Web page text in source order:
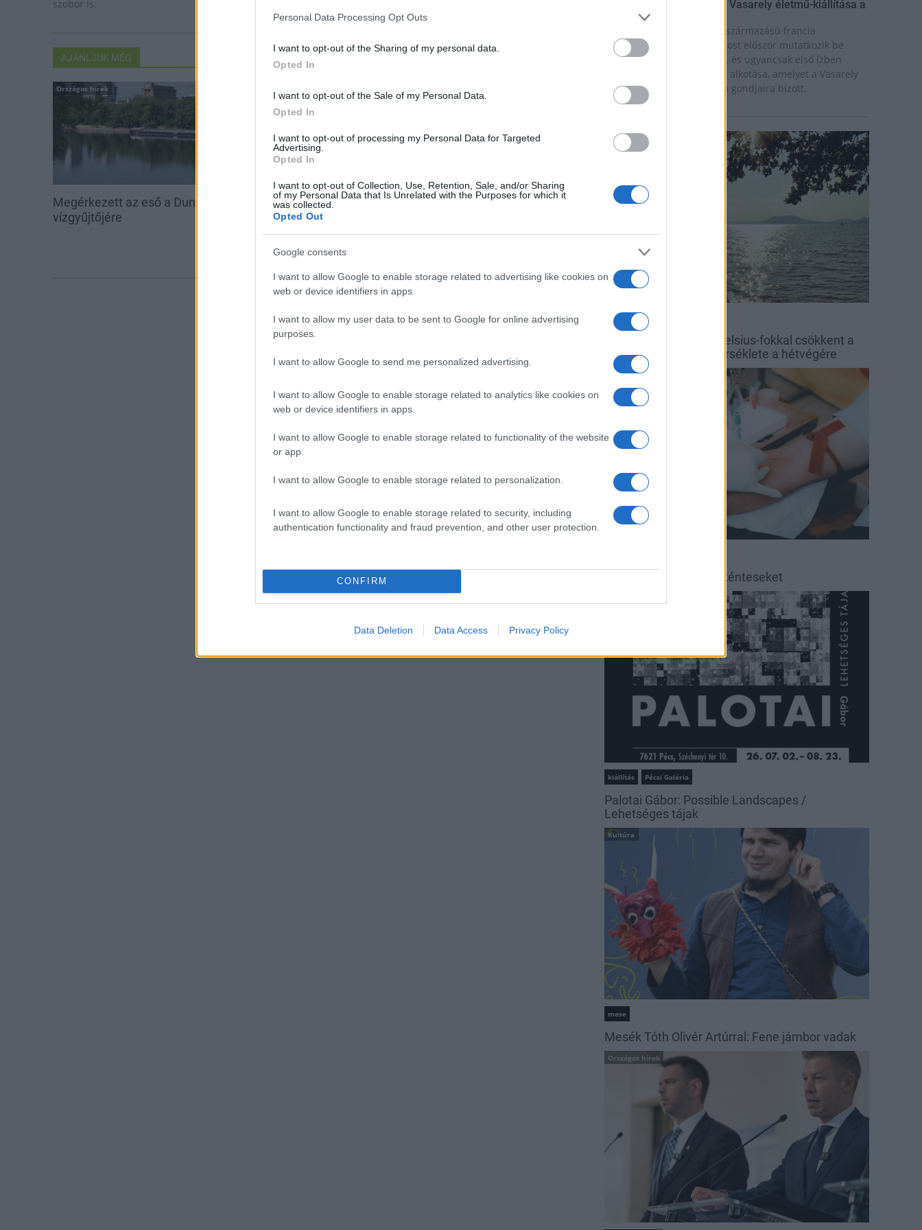
Personal Data Processing Opt Outs
I want to opt-out of the Sharing of my personal data.
Opted In
I want to opt-out of the Sale of my Personal Data.
Opted In
I want to opt-out of processing my Personal Data for Targeted
Advertising.
Opted In
I want to opt-out of Collection, Use, Retention, Sale, and/or Sharing
of my Personal Data that Is Unrelated with the Purposes for which it
was collected.
Opted Out
Google consents
I want to allow Google to enable storage related to advertising like cookies on
web or device identifiers in apps.
I want to allow my user data to be sent to Google for online advertising
purposes.
I want to allow Google to send me personalized advertising.
I want to allow Google to enable storage related to analytics like cookies on
web or device identifiers in apps.
I want to allow Google to enable storage related to functionality of the website
or app.
I want to allow Google to enable storage related to personalization.
I want to allow Google to enable storage related to security, including
authentication functionality and fraud prevention, and other user protection.
CONFIRM
Data Deletion Data Access Privacy Policy
szobor is.
AJÁNLJUK MÉG
Országos hírek
Megérkezett az eső a Duna
vízgyűjtőjére
Amire többmillióan vártunk:
szombattól másodfokúra
csökken a riasztás
Kecskeméten is szakirányú
Ferenc Egyetem
zínekben élt élet - Claire Vasarely életmű-kiállítása a
Múzeum Galériában
Claire Vasarely, a magyar származású francia
alkotóművész életműve most először mutatkozik be
önállóan Magyarországon, és ugyancsak első ízben
látható együtt valamennyi alkotása, amelyet a Vasarely
házaspár a pécsi múzeum gondjaira bízott.
Országos hírek
időjárás Balaton
Egy hét alatt közel 6 Celsius-fokkal csökkent a
Balaton vizének hőmérséklete a hétvégére
Országos hírek
Véradásra kérik az önkénteseket
kiállítás Pécsi Galéria
Palotai Gábor: Possible Landscapes /
Lehetséges tájak
Kultúra
mese
Mesék Tóth Olivér Artúrral: Fene jámbor vadak
Országos hírek